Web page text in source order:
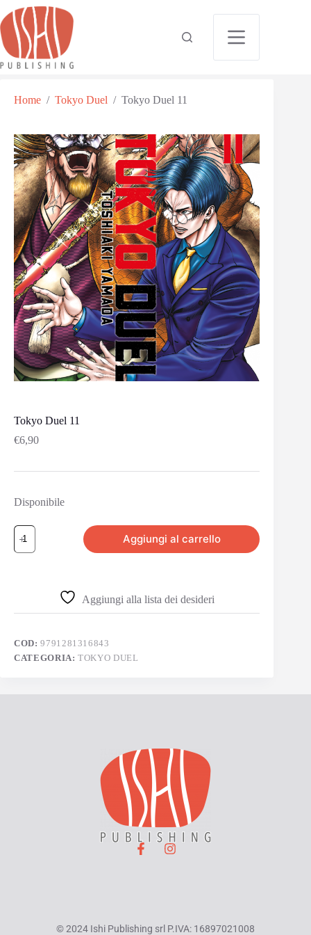
Home / Tokyo Duel / Tokyo Duel 11
Tokyo Duel 11
€6,90
Disponibile
Aggiungi al carrello
Aggiungi alla lista dei desideri
COD:9791281316843
CATEGORIA:TOKYO DUEL
© 2024 Ishi Publishing srl P.IVA: 16897021008